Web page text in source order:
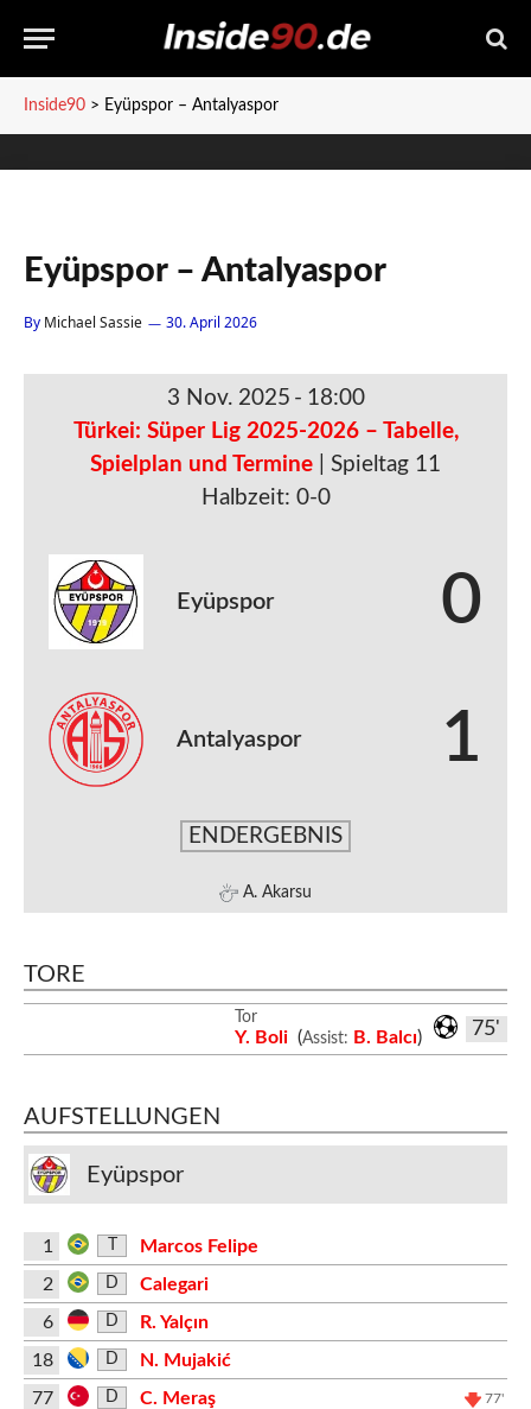
Inside90 > Eyüpspor – Antalyaspor
Eyüpspor – Antalyaspor
By Michael Sassie 30. April 2026
3 Nov. 2025 - 18:00
Türkei: Süper Lig 2025-2026 – Tabelle,
Spielplan und Termine
| Spieltag 11
Halbzeit: 0-0
Eyüpspor 0
Antalyaspor 1
ENDERGEBNIS
A. Akarsu
TORE
75'
Tor
Y. Boli (Assist: B. Balcı)
AUFSTELLUNGEN
Eyüpspor
1
Marcos Felipe
2
D
Calegari
6
D
R. Yalçın
18
D
N. Mujakić
77
D C. Meraş 77'